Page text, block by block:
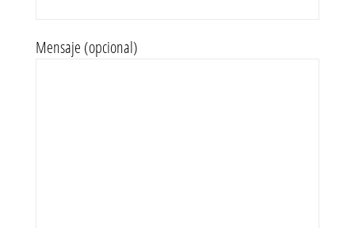
Mensaje (opcional)